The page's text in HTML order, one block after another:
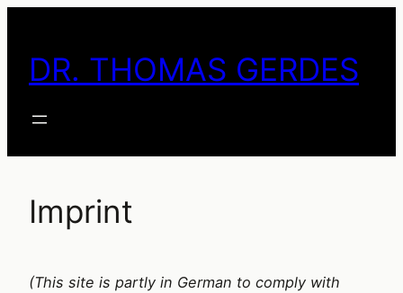
content
DR. THOMAS GERDES
Imprint
(This site is partly in German to comply with